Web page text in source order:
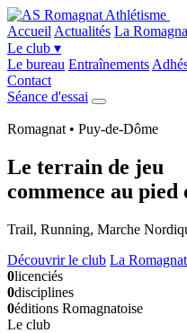
Accueil Actualités La
Le club ▾
Le bureau Entraînements
Contact
Séance d'essai
Romagnat • Puy-de-Dôme
Le terrain de jeu
commence au pied
Trail, Running, Marche
Découvrir le club La
0licenciés
0disciplines
0éditions Romagnatoise
Le club